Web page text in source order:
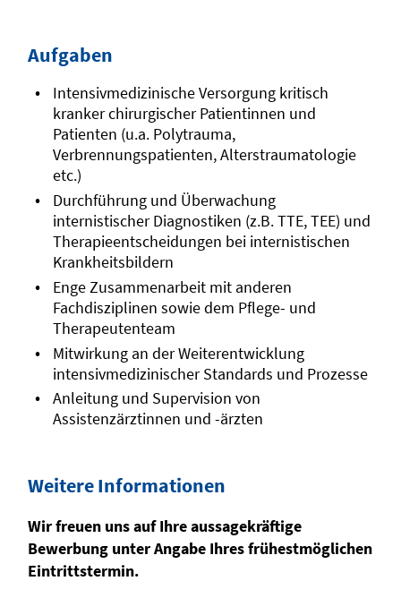
Aufgaben
Intensivmedizinische Versorgung kritisch
kranker chirurgischer Patientinnen und
Patienten (u.a. Polytrauma,
Verbrennungspatienten, Alterstraumatologie
etc.)
Durchführung und Überwachung
internistischer Diagnostiken (z.B. TTE, TEE) und
Therapieentscheidungen bei internistischen
Krankheitsbildern
Enge Zusammenarbeit mit anderen
Fachdisziplinen sowie dem Pflege- und
Therapeutenteam
Mitwirkung an der Weiterentwicklung
intensivmedizinischer Standards und Prozesse
Anleitung und Supervision von
Assistenzärztinnen und -ärzten
Weitere Informationen
Wir freuen uns auf Ihre aussagekräftige
Bewerbung unter Angabe Ihres frühestmöglichen
Eintrittstermin.